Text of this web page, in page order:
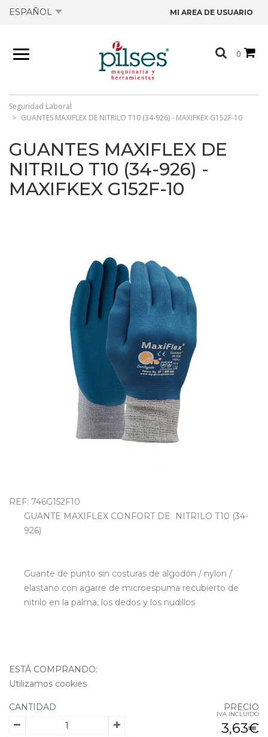
ESPAÑOL MI AREA DE USUARIO
0
PRODUCTOS
TIENDA
OFERTAS
CATÁLOGOS
FICHAS TÉCNICAS
Seguridad Laboral
GUANTES MAXIFLEX DE NITRILO T10 (34-926) - MAXIFKEX G152F-10
GUANTES MAXIFLEX DE
NITRILO T10 (34-926) -
MAXIFKEX G152F-10
REF: 746G152F10
GUANTE MAXIFLEX CONFORT DE NITRILO T10 (34-
926)
Guante de punto sin costuras de algodón / nylon /
elastano con agarre de microespuma recubierto de
nitrilo en la palma, los dedos y los nudillos
ESTÁ COMPRANDO:
Utilizamos cookies
CANTIDAD PRECIO
IVA INCLUIDO
3,63€